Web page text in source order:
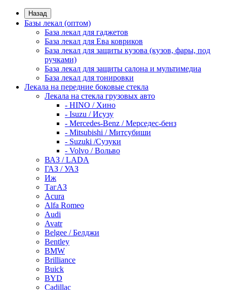
Назад
Базы лекал (оптом)
База лекал для гаджетов
База лекал для Ева ковриков
База лекал для защиты кузова (кузов, фары, под
ручками)
База лекал для защиты салона и мультимедиа
База лекал для тонировки
Лекала на передние боковые стекла
Лекала на стекла грузовых авто
- HINO / Хино
- Isuzu / Исузу
- Mercedes-Benz / Мерседес-бенз
- Mitsubishi / Митсубиши
- Suzuki /Сузуки
- Volvo / Вольво
ВАЗ / LADA
ГАЗ / УАЗ
Иж
ТагАЗ
Acura
Alfa Romeo
Audi
Avatr
Belgee / Белджи
Bentley
BMW
Brilliance
Buick
BYD
Cadillac